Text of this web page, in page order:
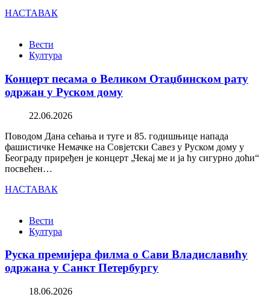
НАСТАВАК
Вести
Култура
Концерт песама о Великом Отаџбинском рату
одржан у Руском дому
22.06.2026
Поводом Дана сећања и туге и 85. годишњице напада
фашистичке Немачке на Совјетски Савез у Руском дому у
Београду приређен је концерт „Чекај ме и ја ћу сигурно доћи“
посвећен…
НАСТАВАК
Вести
Култура
Руска премијера филма о Сави Владиславићу
одржана у Санкт Петербургу
18.06.2026